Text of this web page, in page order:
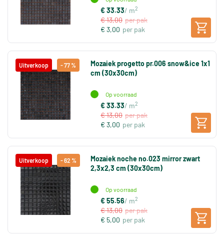
€ 33.33/ m2
€ 13,00 per pak
€ 3,00 per pak
Uitverkoop - 77 %
Mozaiek progetto pr.006 snow&ice 1x1
cm (30x30cm)
Op voorraad
€ 33.33/ m2
€ 13,00 per pak
€ 3,00 per pak
Uitverkoop - 62 %
Mozaiek noche no.023 mirror zwart
2,3x2,3 cm (30x30cm)
Op voorraad
€ 55.56/ m2
€ 13,00 per pak
€ 5,00 per pak